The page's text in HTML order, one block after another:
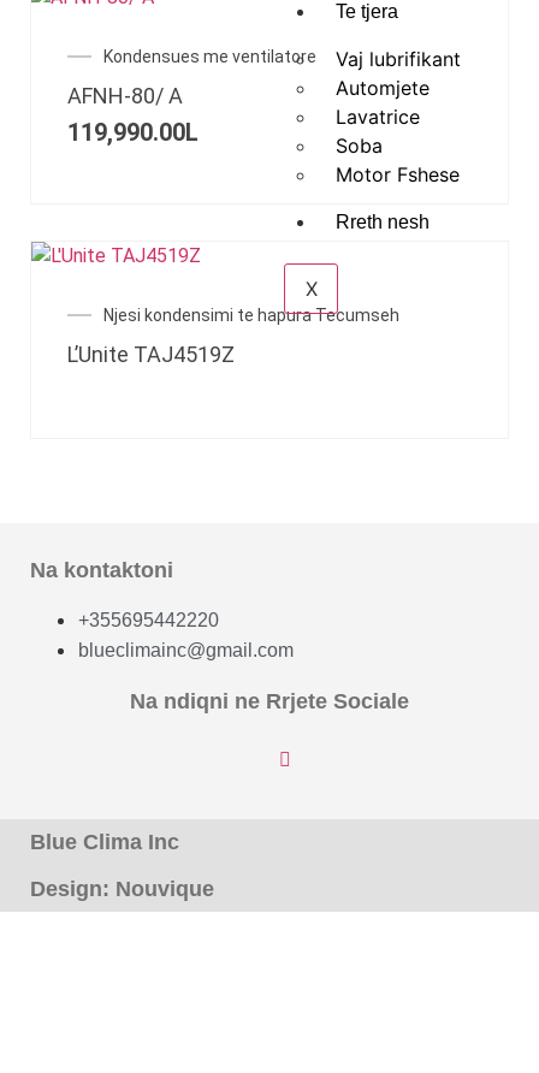
Te tjera
Vaj lubrifikant
Automjete
Lavatrice
Soba
Motor Fshese
Rreth nesh
X
Kondensues me ventilatore
AFNH-80/ A
119,990.00L
Njesi kondensimi te hapura Tecumseh
L’Unite TAJ4519Z
Na kontaktoni
+355695442220
blueclimainc@gmail.com
Na ndiqni ne Rrjete Sociale
Blue Clima Inc
Design: Nouvique